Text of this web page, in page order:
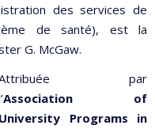
des services de
de santé), est la
G. McGaw.
par
Association of
University Programs in